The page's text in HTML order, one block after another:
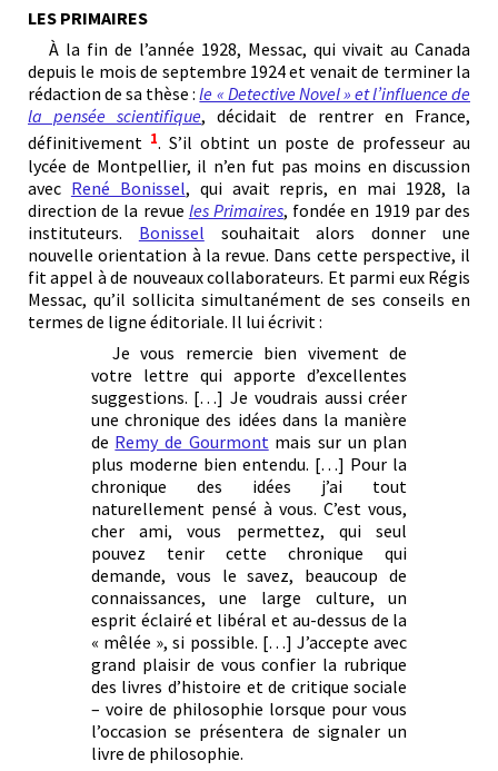
LES PRIMAIRES
À la fin de l’année 1928, Messac, qui vivait au Canada
depuis le mois de septembre 1924 et venait de terminer la
rédaction de sa thèse :le « Detective Novel » et l’influence de
la pensée scientifique, décidait de rentrer en France,
définitivement 1. S’il obtint un poste de professeur au
lycée de Montpellier, il n’en fut pas moins en discussion
avec René Bonissel, qui avait repris, en mai 1928, la
direction de la revue les Primaires, fondée en 1919 par des
instituteurs. Bonissel souhaitait alors donner une
nouvelle orientation à la revue. Dans cette perspective, il
fit appel à de nouveaux collaborateurs. Et parmi eux Régis
Messac, qu’il sollicita simultanément de ses conseils en
termes de ligne éditoriale. Il lui écrivit :
Je vous remercie bien vivement de
votre lettre qui apporte d’excellentes
suggestions. […] Je voudrais aussi créer
une chronique des idées dans la manière
de Remy de Gourmont mais sur un plan
plus moderne bien entendu. […] Pour la
chronique des idées j’ai tout
naturellement pensé à vous. C’est vous,
cher ami, vous permettez, qui seul
pouvez tenir cette chronique qui
demande, vous le savez, beaucoup de
connaissances, une large culture, un
esprit éclairé et libéral et au-dessus de la
« mêlée », si possible. […] J’accepte avec
grand plaisir de vous confier la rubrique
des livres d’histoire et de critique sociale
– voire de philosophie lorsque pour vous
l’occasion se présentera de signaler un
livre de philosophie.